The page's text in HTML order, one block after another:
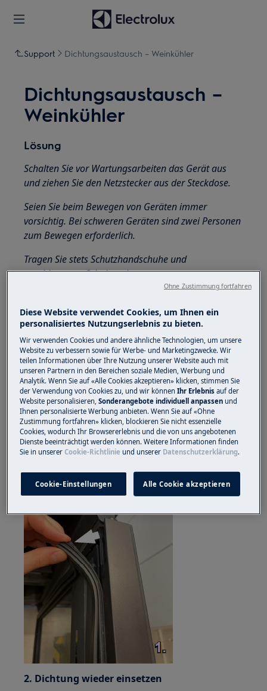
Support Dichtungsaustausch – Weinkühler
Dichtungsaustausch –
Weinkühler
Lösung
Schalten Sie vor Wartungsarbeiten das Gerät aus
und ziehen Sie den Netzstecker aus der Steckdose.
Seien Sie beim Bewegen von Geräten immer
vorsichtig. Bei schweren Geräten sind zwei Personen
zum Bewegen erforderlich.
Tragen Sie stets Schutzhandschuhe und
geschlossenes Schuhwerk.
eine nicht fachmännische Reparatur Folgen für die
Sicherheit haben kann, wenn sie nicht
ordnungsgemäß durchgeführt wird
Dichtung ersetzen
1.Entfernen Sie die Dichtung
Öffne die Tür. Ziehen Sie die Dichtung vorsichtig
an der oberen Ecke heraus und gehen Sie
anschließend zur Unterseite über!
2. Dichtung wieder einsetzen
Diese Website verwendet Cookies, um Ihnen ein
personalisiertes Nutzungserlebnis zu bieten.
Wir verwenden Cookies und andere ähnliche Technologien, um unsere
Website zu verbessern sowie für Werbe- und Marketingzwecke. Wir
teilen Informationen über Ihre Nutzung unserer Website auch mit
unseren Partnern in den Bereichen soziale Medien, Werbung und
Analytik. Wenn Sie auf «Alle Cookies akzeptieren» klicken, stimmen Sie
der Verwendung von Cookies zu, und wir könnenIhr Erlebnisauf der
Website personalisieren,Sonderangebote individuell anpassen und
Ihnen personalisierte Werbung anbieten. Wenn Sie auf «Ohne
Zustimmung fortfahren» klicken, blockieren Sie nicht essenzielle
Cookies, wodurch Ihr Browsererlebnis und die von uns angebotenen
Dienste beeinträchtigt werden können. Weitere Informationen finden
Sie in unsererCookie-Richtlinie und unserer Datenschutzerklärung.
Cookie-Einstellungen Alle Cookie akzeptieren
Ohne Zustimmung fortfahren